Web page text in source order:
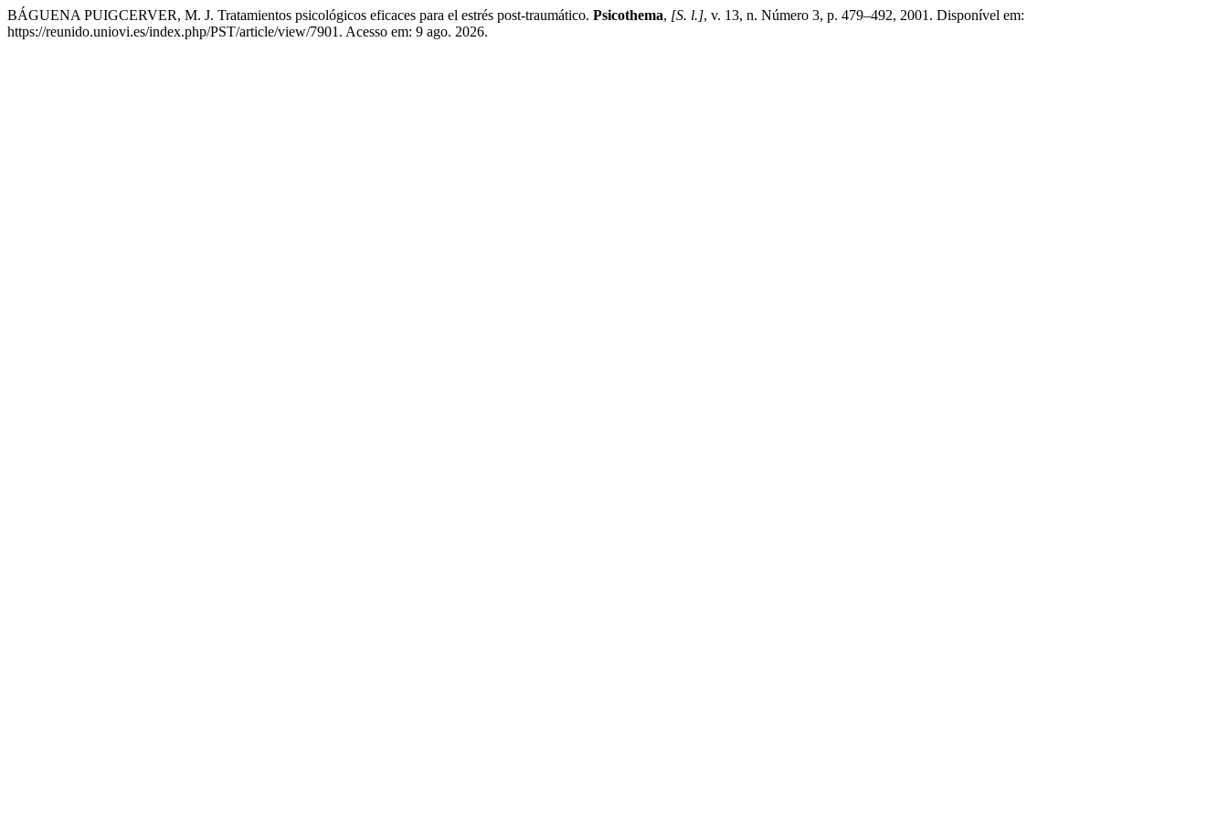
BÁGUENA PUIGCERVER, M. J. Tratamientos psicológicos eficaces para el estrés post-traumático. Psicothema, [S. l.], v. 13, n. Número 3, p. 479–492, 2001. Disponível em:
https://reunido.uniovi.es/index.php/PST/article/view/7901. Acesso em: 9 ago. 2026.